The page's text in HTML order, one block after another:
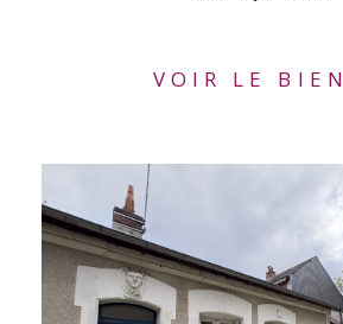
VOIR LE BIEN